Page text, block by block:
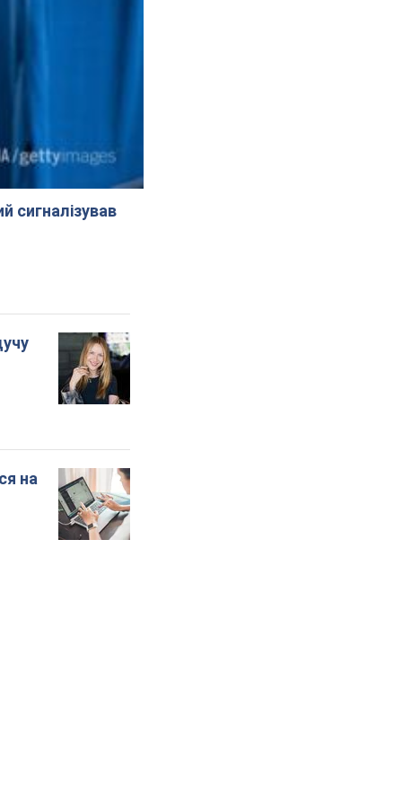
на